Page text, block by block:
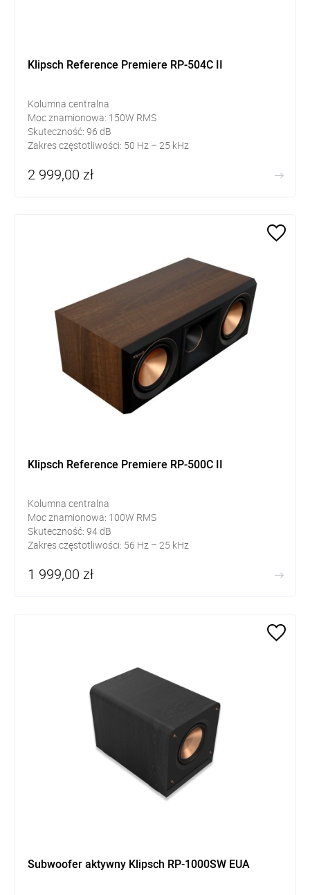
Klipsch Reference Premiere RP-504C II
Kolumna centralna
Moc znamionowa: 150W RMS
Skuteczność: 96 dB
Zakres częstotliwości: 50 Hz – 25 kHz
2 999,00 zł
Klipsch Reference Premiere RP-500C II
Kolumna centralna
Moc znamionowa: 100W RMS
Skuteczność: 94 dB
Zakres częstotliwości: 56 Hz – 25 kHz
1 999,00 zł
Subwoofer aktywny Klipsch RP-1000SW EUA